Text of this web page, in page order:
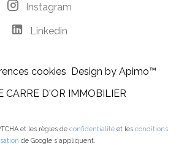
Instagram
Linkedin
cookies Design by Apimo™
CARRE D'OR IMMOBILIER
et les règles de confidentialité et les conditions
de Google s'appliquent.